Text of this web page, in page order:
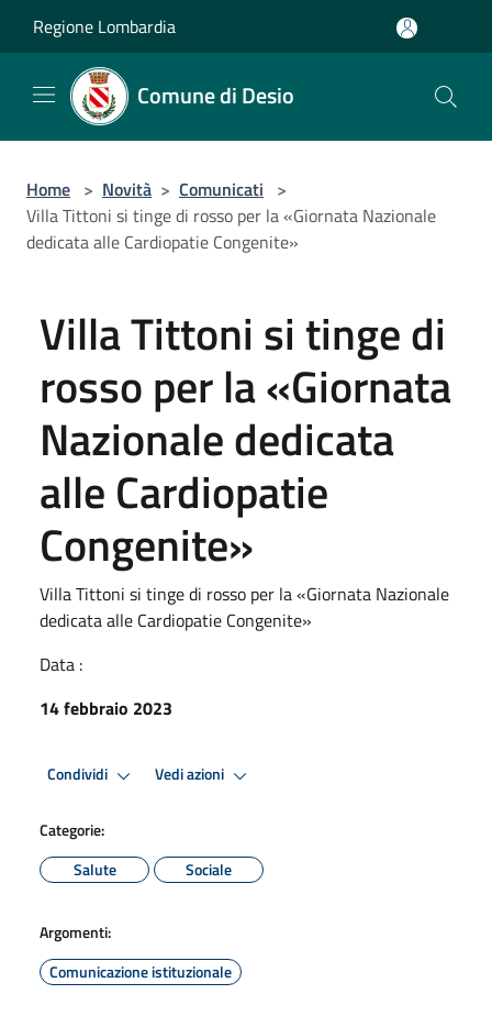
Regione Lombardia
Comune di Desio
Home > Novità > Comunicati >
Villa Tittoni si tinge di rosso per la «Giornata Nazionale
dedicata alle Cardiopatie Congenite»
Villa Tittoni si tinge di
rosso per la «Giornata
Nazionale dedicata
alle Cardiopatie
Congenite»
Villa Tittoni si tinge di rosso per la «Giornata Nazionale
dedicata alle Cardiopatie Congenite»
Data :
14 febbraio 2023
Condividi Vedi azioni
Categorie:
Salute
Sociale
Argomenti:
Comunicazione istituzionale